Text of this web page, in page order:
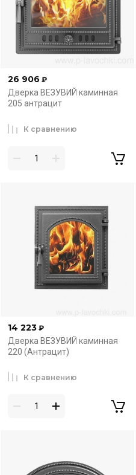
26 906 ₽
Дверка ВЕЗУВИЙ каминная
205 антрацит
К сравнению
14 223 ₽
Дверка ВЕЗУВИЙ каминная
220 (Антрацит)
К сравнению